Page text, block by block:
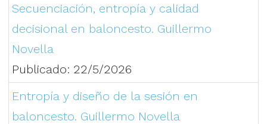
Secuenciación, entropía y calidad
decisional en baloncesto. Guillermo
Novella
Publicado: 22/5/2026
Entropía y diseño de la sesión en
baloncesto. Guillermo Novella